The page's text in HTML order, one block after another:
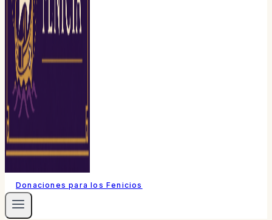
Donaciones para los Fenicios